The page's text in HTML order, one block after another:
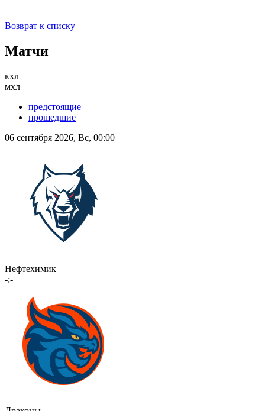
Возврат к списку
Матчи
кхл
мхл
предстоящие
прошедшие
06 сентября 2026, Вс, 00:00
Нефтехимик
-:-